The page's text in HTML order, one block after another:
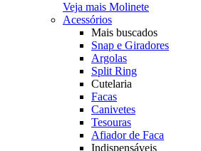
Veja mais Molinete
Acessórios
Mais buscados
Snap e Giradores
Argolas
Split Ring
Cutelaria
Facas
Canivetes
Tesouras
Afiador de Faca
Indispensáveis